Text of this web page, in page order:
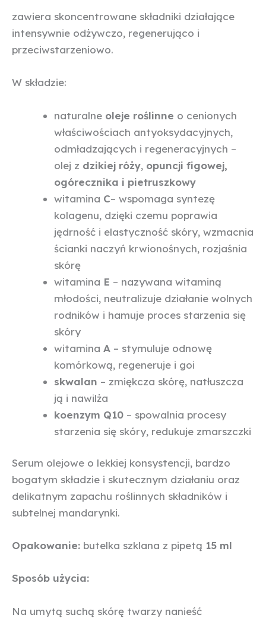
zawiera skoncentrowane składniki działające
intensywnie odżywczo, regenerująco i
przeciwstarzeniowo.
W składzie:
naturalne oleje roślinne o cenionych
właściwościach antyoksydacyjnych,
odmładzających i regeneracyjnych –
olej z dzikiej róży, opuncji figowej,
ogórecznika i pietruszkowy
witamina C– wspomaga syntezę
kolagenu, dzięki czemu poprawia
jędrność i elastyczność skóry, wzmacnia
ścianki naczyń krwionośnych, rozjaśnia
skórę
witamina E – nazywana witaminą
młodości, neutralizuje działanie wolnych
rodników i hamuje proces starzenia się
skóry
witamina A – stymuluje odnowę
komórkową, regeneruje i goi
skwalan – zmiękcza skórę, natłuszcza
ją i nawilża
koenzym Q10 – spowalnia procesy
starzenia się skóry, redukuje zmarszczki
Serum olejowe o lekkiej konsystencji, bardzo
bogatym składzie i skutecznym działaniu oraz
delikatnym zapachu roślinnych składników i
subtelnej mandarynki.
Opakowanie: butelka szklana z pipetą 15 ml
Sposób użycia:
Na umytą suchą skórę twarzy nanieść